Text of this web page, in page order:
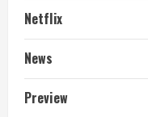
Netflix
News
Preview